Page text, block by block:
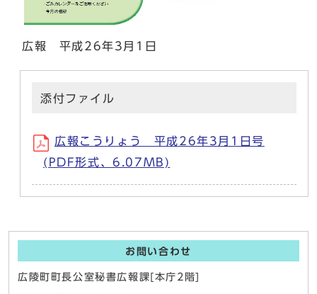
広報 平成26年3月1日
添付ファイル
広報こうりょう 平成26年3月1日号
(PDF形式、6.07MB)
お問い合わせ
広陵町町長公室秘書広報課[本庁2階]